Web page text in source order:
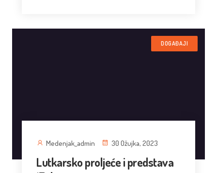
DOGAĐAJI
Medenjak_admin 30 Ožujka, 2023
Lutkarsko proljeće i predstava